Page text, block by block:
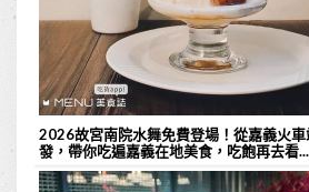
2026故宮南院水舞免費登場！從嘉義火車
發，帶你吃遍嘉義在地美食，吃飽再去看...